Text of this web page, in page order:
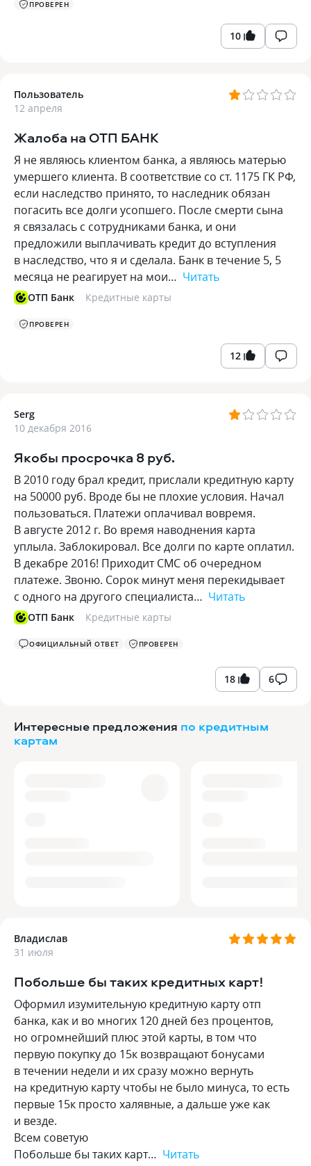
ПРОВЕРЕН
10
Пользователь
12 апреля
Жалоба на ОТП БАНК
Я не являюсь клиентом банка, а являюсь матерью
умершего клиента. В соответствие со ст. 1175 ГК РФ,
если наследство принято, то наследник обязан
погасить все долги усопшего. После смерти сына
я связалась с сотрудниками банка, и они
предложили выплачивать кредит до вступления
в наследство, что я и сделала. Банк в течение 5, 5
месяца не реагирует на мои… Читать
ОТП Банк Кредитные карты
ПРОВЕРЕН
12
Serg
10 декабря 2016
Якобы просрочка 8 руб.
В 2010 году брал кредит, прислали кредитную карту
на 50000 руб. Вроде бы не плохие условия. Начал
пользоваться. Платежи оплачивал вовремя.
В августе 2012 г. Во время наводнения карта
уплыла. Заблокировал. Все долги по карте оплатил.
В декабре 2016! Приходит СМС об очередном
платеже. Звоню. Сорок минут меня перекидывает
с одного на другого специалиста… Читать
ОТП Банк Кредитные карты
ОФИЦИАЛЬНЫЙ ОТВЕТ ПРОВЕРЕН
18 6
Интересные предложения по кредитным
картам
Владислав
31 июля
Побольше бы таких кредитных карт!
Оформил изумительную кредитную карту отп
банка, как и во многих 120 дней без процентов,
но огромнейший плюс этой карты, в том что
первую покупку до 15к возвращают бонусами
в течении недели и их сразу можно вернуть
на кредитную карту чтобы не было минуса, то есть
первые 15к просто халявные, а дальше уже как
и везде.
Всем советую
Побольше бы таких карт… Читать